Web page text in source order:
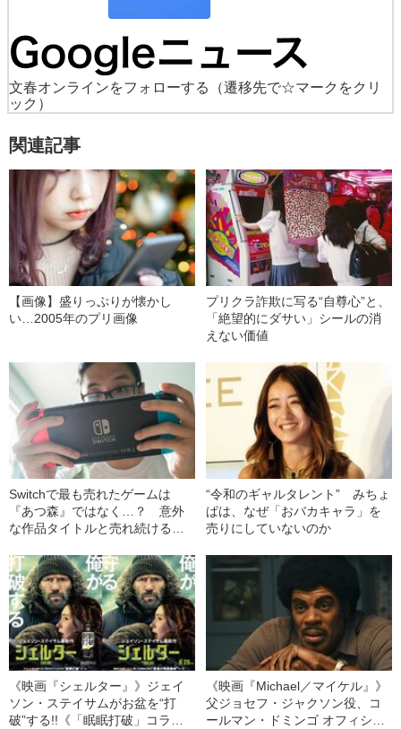
文春オンラインをフォローする
（遷移先で☆マークをクリ
ック）
関連記事
【画像】盛りっぷりが懐かし
い…2005年のプリ画像
プリクラ詐欺に写る“自尊心”と、
「絶望的にダサい」シールの消
えない価値
Switchで最も売れたゲームは
『あつ森』ではなく…？ 意外
な作品タイトルと売れ続ける理
“令和のギャルタレント” みちょ
ぱは、なぜ「おバカキャラ」を
売りにしていないのか
《映画『シェルター』》ジェイ
ソン・ステイサムがお盆を“打
破”する!!《「眠眠打破」コラ
《映画『Michael／マイケル』》
父ジョセフ・ジャクソン役、コ
ールマン・ドミンゴ オフィシャ